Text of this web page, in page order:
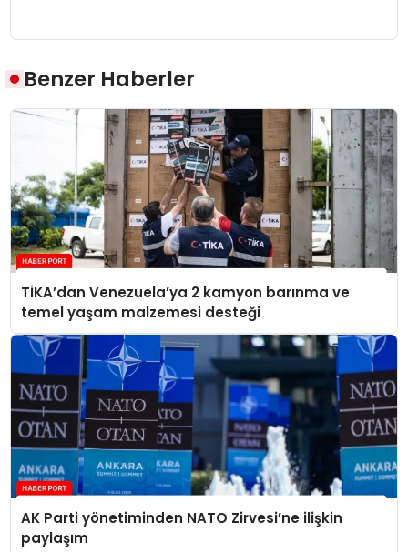
Benzer Haberler
TİKA’dan Venezuela’ya 2 kamyon barınma ve
temel yaşam malzemesi desteği
AK Parti yönetiminden NATO Zirvesi’ne ilişkin
paylaşım